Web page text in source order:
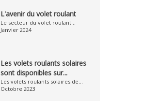
L'avenir du volet roulant
Le secteur du volet roulant...
Janvier 2024
Les volets roulants solaires
sont disponibles sur...
Les volets roulants solaires de...
Octobre 2023